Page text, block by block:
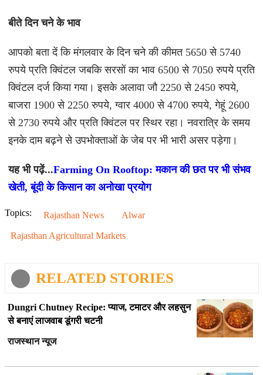
बीते दिन चने के भाव
आपको बता दें कि मंगलवार के दिन चने की कीमत 5650 से 5740
रुपये प्रति क्विंटल जबकि सरसों का भाव 6500 से 7050 रुपये प्रति
क्विंटल दर्ज किया गया। इसके अलावा जौ 2250 से 2450 रुपये,
बाजरा 1900 से 2250 रुपये, ग्वार 4000 से 4700 रुपये, गेहूं 2600
से 2730 रुपये और प्रति क्विंटल पर स्थिर रहा। नवरात्रि के समय
इनके दाम बढ़ने से उपभोक्ताओं के जेब पर भी भारी असर पड़ेगा।
यह भी पढ़ें...Farming On Rooftop: मकान की छत पर भी संभव
खेती, बूंदी के किसान का अनोखा प्रयोग
Topics: Rajasthan News Alwar
Rajasthan Agricultural Markets
RELATED STORIES
Dungri Chutney Recipe: प्याज, टमाटर और लहसुन
से बनाएं लाजवाब डूंगरी चटनी
राजस्थान न्यूज